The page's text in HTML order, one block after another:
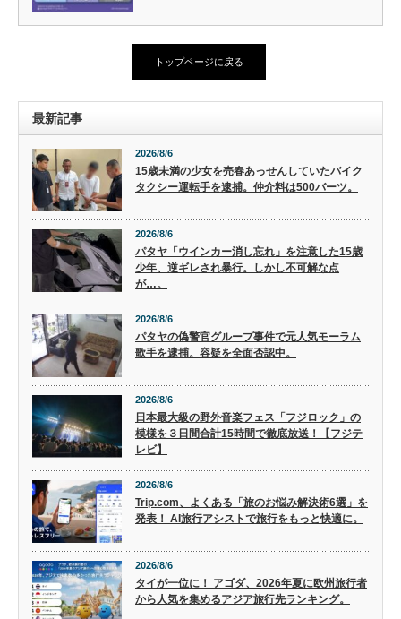
トップページに戻る
最新記事
2026/8/6
15歳未満の少女を売春あっせんしていたバイク
タクシー運転手を逮捕。仲介料は500バーツ。
2026/8/6
パタヤ「ウインカー消し忘れ」を注意した15歳
少年、逆ギレされ暴行。しかし不可解な点
が…。
2026/8/6
パタヤの偽警官グループ事件で元人気モーラム
歌手を逮捕。容疑を全面否認中。
2026/8/6
日本最大級の野外音楽フェス「フジロック」の
模様を３日間合計15時間で徹底放送！【フジテ
レビ】
2026/8/6
Trip.com、よくある「旅のお悩み解決術6選」を
発表！ AI旅行アシストで旅行をもっと快適に。
2026/8/6
タイが一位に！ アゴダ、2026年夏に欧州旅行者
から人気を集めるアジア旅行先ランキング。